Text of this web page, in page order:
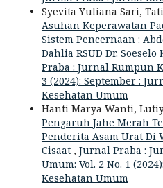
Syevita Yuliana Sari,
Asuhan Keperawatan
Sistem Pencernaan :
Dahlia RSUD Dr.
Praba : Jurnal Rumpun
3 (2024): September :
Kesehatan Umum
Hanti Marya Wanti,
Pengaruh Jahe Merah
Penderita Asam Urat Di
Cisaat , Jurnal Praba :
Umum: Vol. 2 No. 1
Kesehatan Umum